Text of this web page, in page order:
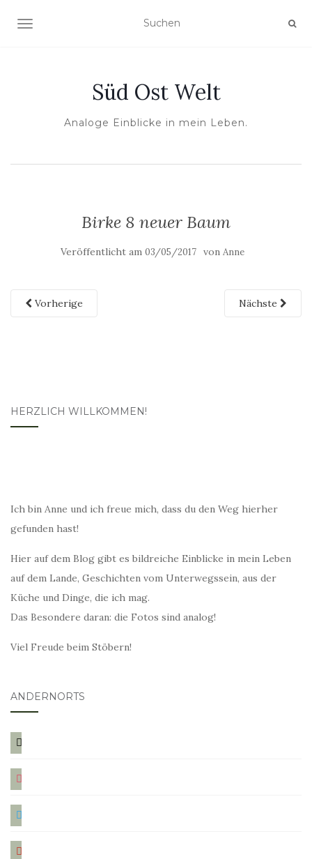
NAVIGATION UMSCHALTEN
Süd Ost Welt
Analoge Einblicke in mein Leben.
Birke 8 neuer Baum
Veröffentlicht am 03/05/2017 von Anne
Vorherige Nächste
HERZLICH WILLKOMMEN!
Ich bin Anne und ich freue mich, dass du den Weg hierher
gefunden hast!
Hier auf dem Blog gibt es bildreiche Einblicke in mein Leben
auf dem Lande, Geschichten vom Unterwegssein, aus der
Küche und Dinge, die ich mag.
Das Besondere daran: die Fotos sind analog!
Viel Freude beim Stöbern!
ANDERNORTS
bloglovin
instagram
twitter
pinterest